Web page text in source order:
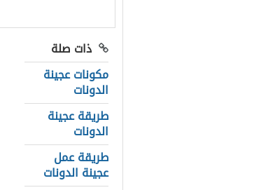
ذات صلة
مكونات عجينة
الدونات
طريقة عجينة
الدونات
طريقة عمل
عجينة الدونات